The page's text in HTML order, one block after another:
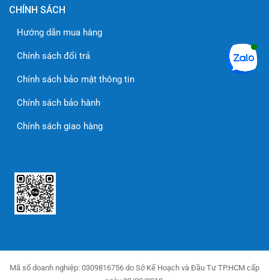
CHÍNH SÁCH
Hướng dẫn mua hàng
Chính sách đổi trả
Chính sách bảo mật thông tin
Chính sách bảo hành
Chính sách giao hàng
Mã số doanh nghiệp: 0309816756 do Sở Kế Hoạch và Đầu Tư TP.HCM cấp